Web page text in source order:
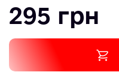
295 грн